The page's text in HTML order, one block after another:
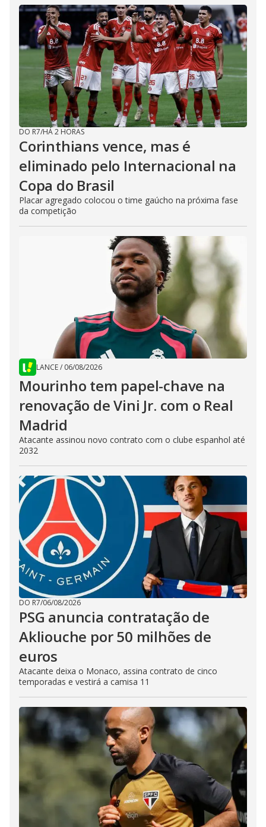
DO R7/HÁ 2 HORAS
Corinthians vence, mas é
eliminado pelo Internacional na
Copa do Brasil
Placar agregado colocou o time gaúcho na próxima fase
da competição
LANCE/ 06/08/2026
Mourinho tem papel-chave na
renovação de Vini Jr. com o Real
Madrid
Atacante assinou novo contrato com o clube espanhol até
2032
DO R7/06/08/2026
PSG anuncia contratação de
Akliouche por 50 milhões de
euros
Atacante deixa o Monaco, assina contrato de cinco
temporadas e vestirá a camisa 11